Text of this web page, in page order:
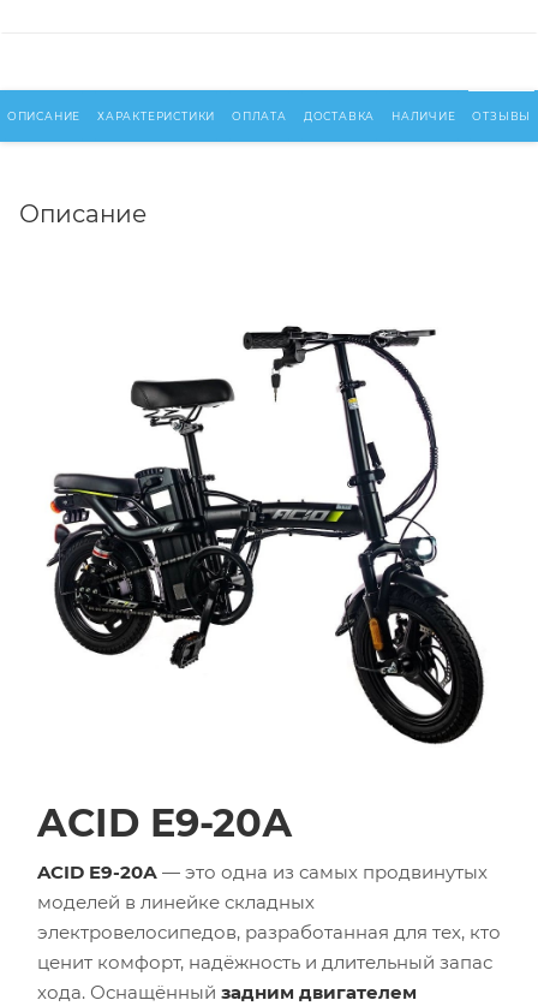
ОПИСАНИЕ ХАРАКТЕРИСТИКИ ОПЛАТА ДОСТАВКА НАЛИЧИЕ ОТЗЫВЫ
Описание
ACID E9-20А
ACID E9-20А — это одна из самых продвинутых
моделей в линейке складных
электровелосипедов, разработанная для тех, кто
ценит комфорт, надёжность и длительный запас
хода. Оснащённый задним двигателем